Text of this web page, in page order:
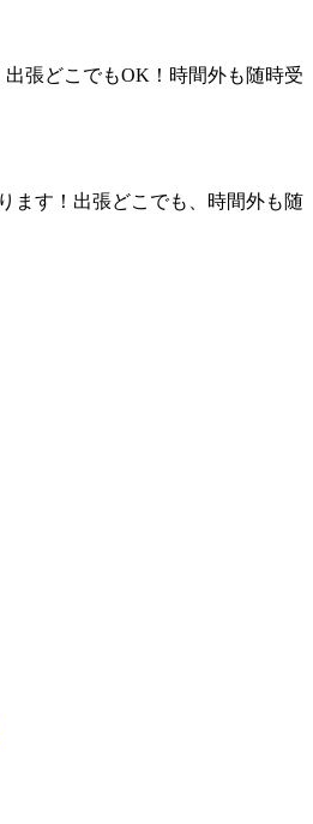
張どこでもOK！時間外も随時受
ます！出張どこでも、時間外も随